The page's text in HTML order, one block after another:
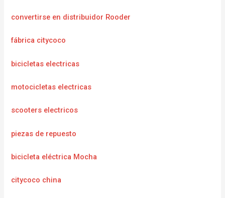
convertirse en distribuidor Rooder
fábrica citycoco
bicicletas electricas
motocicletas electricas
scooters electricos
piezas de repuesto
bicicleta eléctrica Mocha
citycoco china